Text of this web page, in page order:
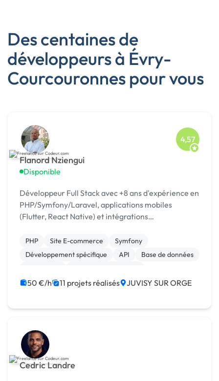
Des centaines de
développeurs à Évry-
Courcouronnes pour vous
Flanord Nziengui
Disponible
4,57
Développeur Full Stack avec +8 ans d'expérience en
PHP/Symfony/Laravel, applications mobiles
(Flutter, React Native) et intégrations
PHP Site E-commerce
Symfony
Développement spécifique
API
Base de données
Création de site internet
Installation de Script
50 €/h 11 projets réalisés JUVISY SUR ORGE
Cedric Landre